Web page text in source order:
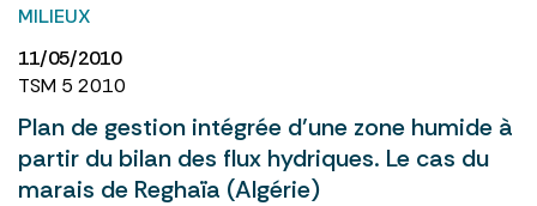
MILIEUX
11/05/2010
TSM 5 2010
Plan de gestion intégrée d’une zone humide à
partir du bilan des flux hydriques. Le cas du
marais de Reghaïa (Algérie)